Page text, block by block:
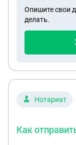
Паспорт и все
Ё. Проверили запись фамилии отца в акте, и она
рождении,
некорретно написано
записи акта,
является ли
Опишите свои
делать.
Нотариат
Как